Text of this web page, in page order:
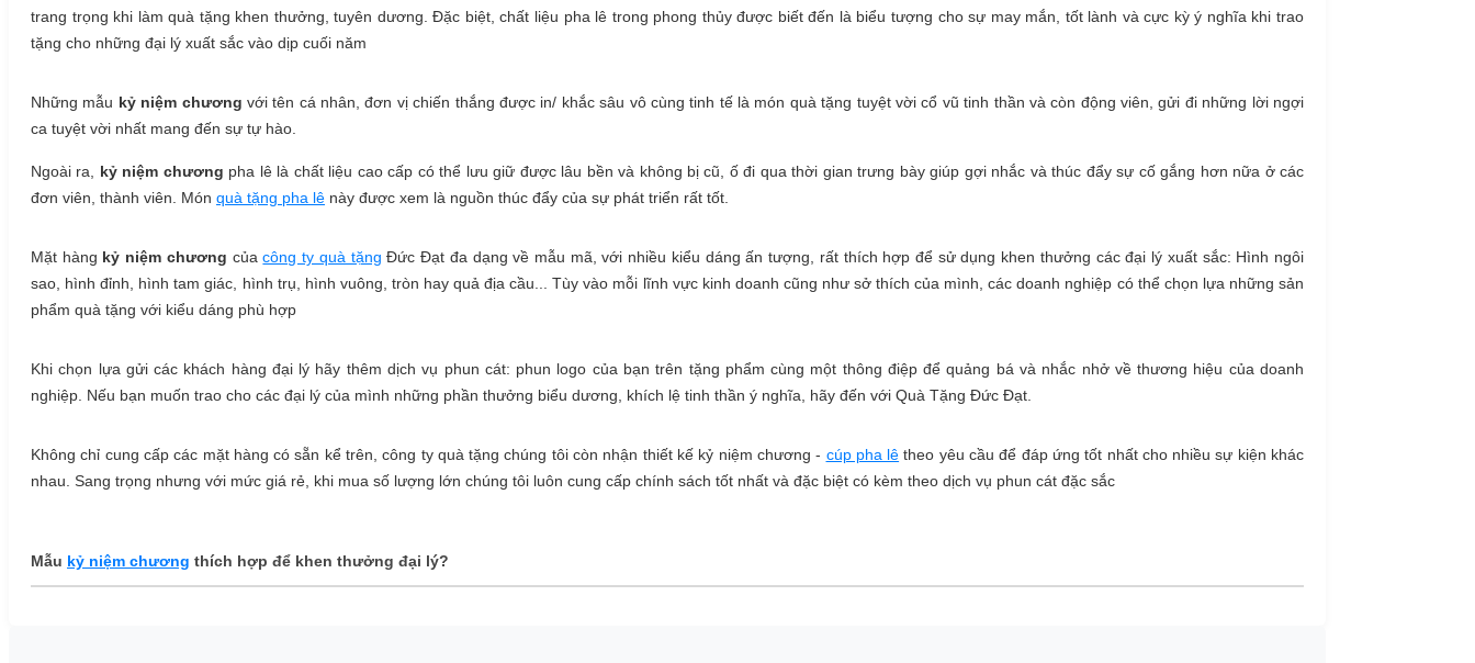
trang trọng khi làm quà tặng khen thưởng, tuyên dương. Đặc biệt, chất liệu pha lê trong phong thủy được biết đến là biểu tượng cho sự may mắn, tốt lành và cực kỳ ý nghĩa khi trao
tặng cho những đại lý xuất sắc vào dịp cuối năm
Những mẫu kỷ niệm chương với tên cá nhân, đơn vị chiến thắng được in/ khắc sâu vô cùng tinh tế là món quà tặng tuyệt vời cổ vũ tinh thần và còn động viên, gửi đi những lời ngợi
ca tuyệt vời nhất mang đến sự tự hào.
Ngoài ra, kỷ niệm chương pha lê là chất liệu cao cấp có thể lưu giữ được lâu bền và không bị cũ, ố đi qua thời gian trưng bày giúp gợi nhắc và thúc đẩy sự cố gắng hơn nữa ở các
đơn viên, thành viên. Món quà tặng pha lê này được xem là nguồn thúc đẩy của sự phát triển rất tốt.
Mặt hàng kỷ niệm chương củacông ty quà tặng Đức Đạt đa dạng về mẫu mã, với nhiều kiểu dáng ấn tượng, rất thích hợp để sử dụng khen thưởng các đại lý xuất sắc: Hình ngôi
sao, hình đỉnh, hình tam giác, hình trụ, hình vuông, tròn hay quả địa cầu... Tùy vào mỗi lĩnh vực kinh doanh cũng như sở thích của mình, các doanh nghiệp có thể chọn lựa những sản
phẩm quà tặng với kiểu dáng phù hợp
Khi chọn lựa gửi các khách hàng đại lý hãy thêm dịch vụ phun cát: phun logo của bạn trên tặng phẩm cùng một thông điệp để quảng bá và nhắc nhở về thương hiệu của doanh
nghiệp. Nếu bạn muốn trao cho các đại lý của mình những phần thưởng biểu dương, khích lệ tinh thần ý nghĩa, hãy đến với Quà Tặng Đức Đạt.
Không chỉ cung cấp các mặt hàng có sẵn kể trên, công ty quà tặng chúng tôi còn nhận thiết kế kỷ niệm chương - cúp pha lê theo yêu cầu để đáp ứng tốt nhất cho nhiều sự kiện khác
nhau. Sang trọng nhưng với mức giá rẻ, khi mua số lượng lớn chúng tôi luôn cung cấp chính sách tốt nhất và đặc biệt có kèm theo dịch vụ phun cát đặc sắc
Mẫu kỷ niệm chương thích hợp để khen thưởng đại lý?